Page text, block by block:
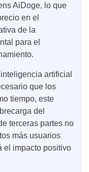
AiDoge, lo que
en el
de la
para el
artificial
que los
tiempo, este
del
terceras partes no
más usuarios
el impacto positivo